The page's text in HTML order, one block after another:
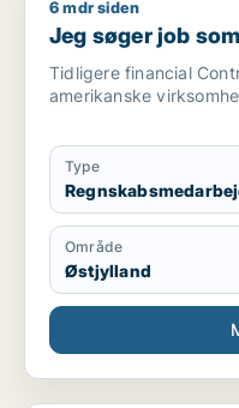
Jeg søger job som
6 mdr siden
Jeg søger job
Tidligere financial
amerikanske
Type
Område
Østjylland